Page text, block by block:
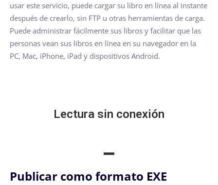
usar este servicio, puede cargar su libro en línea al instante
después de crearlo, sin FTP u otras herramientas de carga.
Puede administrar fácilmente sus libros y facilitar que las
personas vean sus libros en línea en su navegador en la
PC, Mac, iPhone, iPad y dispositivos Android.
Lectura sin conexión
Publicar como formato EXE